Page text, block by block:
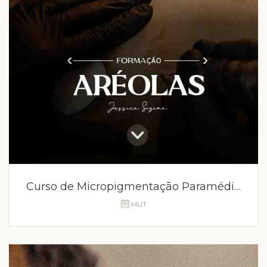
Curso de Micropigmentação Paramédica SP
MUT